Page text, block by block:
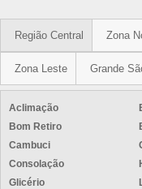
Região Central Zona
Zona Leste Grande
Aclimação
Bom Retiro
Cambuci
Consolação
Glicério